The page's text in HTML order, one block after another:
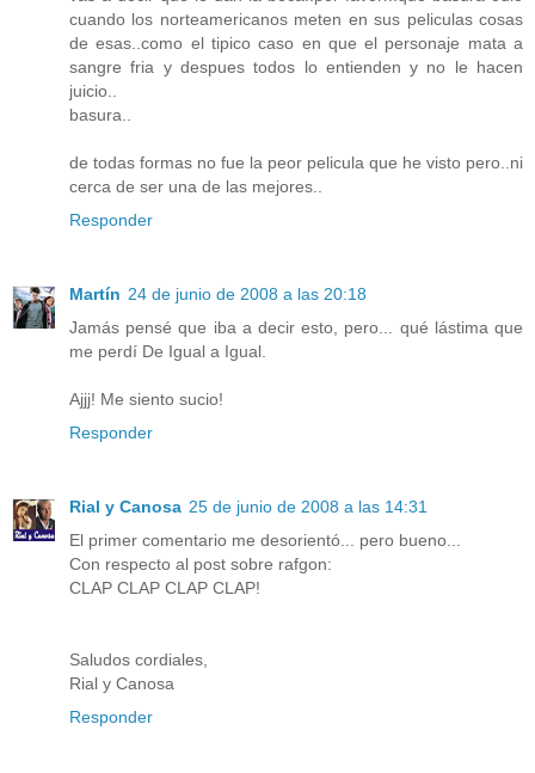
cuando los norteamericanos meten en sus peliculas cosas
de esas..como el tipico caso en que el personaje mata a
sangre fria y despues todos lo entienden y no le hacen
juicio..
basura..
de todas formas no fue la peor pelicula que he visto pero..ni
cerca de ser una de las mejores..
Responder
Martín 24 de junio de 2008 a las 20:18
Jamás pensé que iba a decir esto, pero... qué lástima que
me perdí De Igual a Igual.
Ajjj! Me siento sucio!
Responder
Rial y Canosa 25 de junio de 2008 a las 14:31
El primer comentario me desorientó... pero bueno...
Con respecto al post sobre rafgon:
CLAP CLAP CLAP CLAP!
Saludos cordiales,
Rial y Canosa
Responder